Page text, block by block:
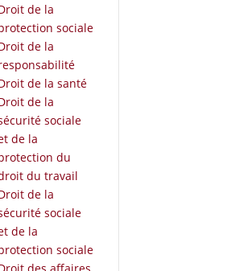
de la
sociale
de la
de la santé
de la
sociale
de la
du
du travail
de la
sociale
de la
sociale